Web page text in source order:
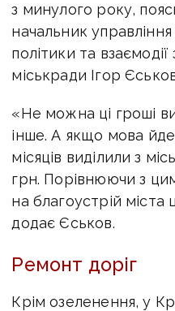
з минулого року,
начальник
політики та
міськради Ігор
«Не можна ці гроші
інше. А якщо мова
місяців виділили з
грн. Порівнюючи з
на благоустрій
додає Єськов.
Ремонт доріг
Крім озеленення, у